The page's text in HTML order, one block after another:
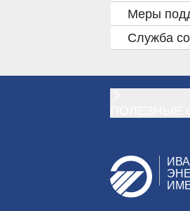
Меры
Служба